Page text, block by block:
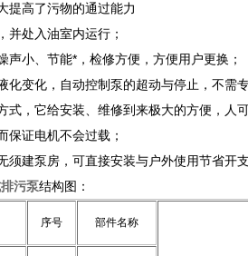
提高了污物的通过能力
并处入油室内运行；
声小、节能*，检修方便，方便用户更换；
化变化，自动控制泵的超动与停止，不需
式，它给安装、维修到来极大的方便，人
保证电机不会过载；
须建泵房，可直接安装与户外使用节省开支
污泵结构图：
序号 部件名称